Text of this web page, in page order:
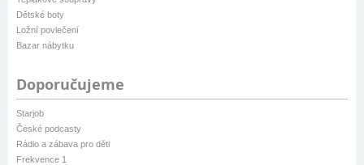
Dětské boty
Ložní povlečení
Bazar nábytku
Doporučujeme
Starjob
České podcasty
Rádio a zábava pro děti
Frekvence 1